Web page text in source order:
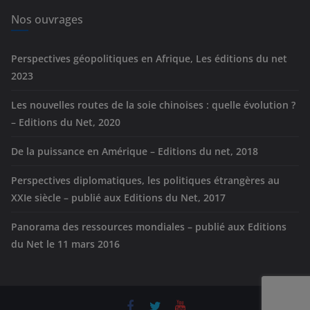
e
Nos ouvrages
Perspectives géopolitiques en Afrique, Les éditions du net
2023
Les nouvelles routes de la soie chinoises : quelle évolution ?
– Editions du Net, 2020
De la puissance en Amérique – Editions du net, 2018
Perspectives diplomatiques, les politiques étrangères au
XXIe siècle – publié aux Editions du Net, 2017
Panorama des ressources mondiales – publié aux Editions
du Net le 11 mars 2016